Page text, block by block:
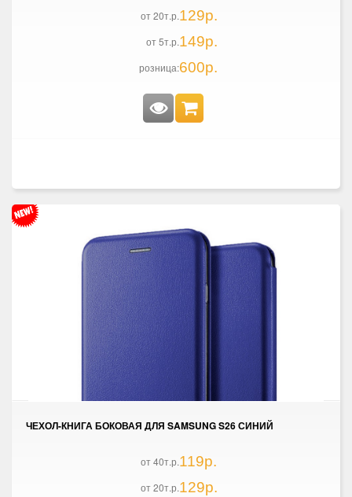
от 20т.р.129р.
от 5т.р.149р.
розница:600р.
ЧЕХОЛ-КНИГА БОКОВАЯ ДЛЯ SAMSUNG S26 СИНИЙ
от 40т.р.119р.
от 20т.р.129р.